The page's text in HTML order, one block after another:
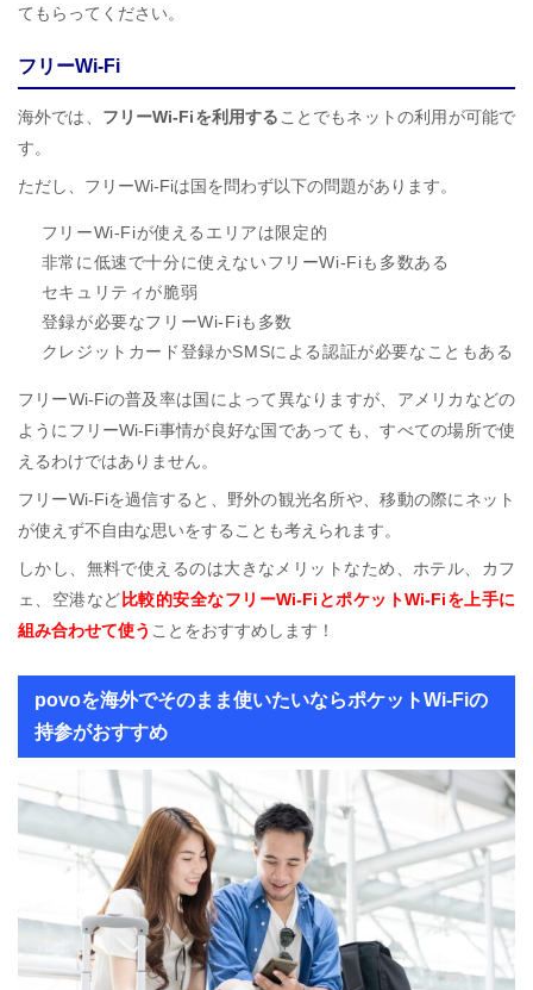
てもらってください。
フリーWi-Fi
海外では、 フリーWi-Fiを利用することでもネットの利用が可能で
す。
ただし、フリーWi-Fiは国を問わず以下の問題があります。
フリーWi-Fiが使えるエリアは限定的
非常に低速で十分に使えないフリーWi-Fiも多数ある
セキュリティが脆弱
登録が必要なフリーWi-Fiも多数
クレジットカード登録かSMSによる認証が必要なこともある
フリーWi-Fiの普及率は国によって異なりますが、アメリカなどの
ようにフリーWi-Fi事情が良好な国であっても、すべての場所で使
えるわけではありません。
フリーWi-Fiを過信すると、野外の観光名所や、移動の際にネット
が使えず不自由な思いをすることも考えられます。
しかし、無料で使えるのは大きなメリットなため、ホテル、カフ
ェ、空港など 比較的安全なフリーWi-FiとポケットWi-Fiを上手に
組み合わせて使う ことをおすすめします！
povoを海外でそのまま使いたいならポケットWi-Fiの
持参がおすすめ